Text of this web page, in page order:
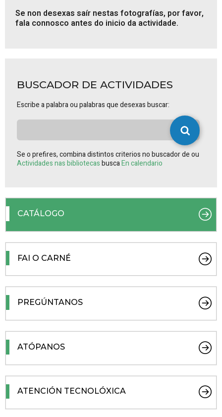
Se non desexas saír nestas fotografías, por favor,
fala connosco antes do inicio da actividade.
BUSCADOR DE ACTIVIDADES
Escribe a palabra ou palabras que desexas buscar:
Se o prefires, combina distintos criterios no buscador de ou
Actividades nas bibliotecasbuscaEn calendario
CATÁLOGO
FAI O CARNÉ
PREGÚNTANOS
ATÓPANOS
ATENCIÓN TECNOLÓXICA